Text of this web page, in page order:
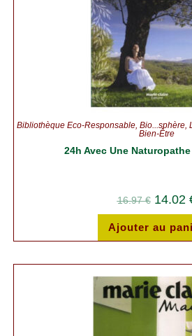
Bibliothèque Éco-Responsable Bio...sphère
Bien-Être
24h Avec Une
16.97€ 14.02
Ajouter au